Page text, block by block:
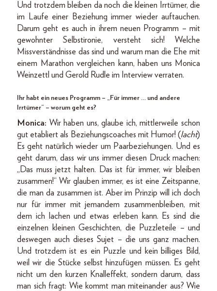
Und trotzdem bleiben da noch die kleinen Irrtümer, die
im Laufe einer Beziehung immer wieder auftauchen.
Darum geht es auch in ihrem neuen Programm – mit
gewohnter Selbstironie, versteht sich! Welche
Missverständnisse das sind und warum man die Ehe mit
einem Marathon vergleichen kann, haben uns Monica
Weinzettl und Gerold Rudle im Interview verraten.
Ihr habt ein neues Programm – „Für immer … und andere
Irrtümer“ – worum geht es?
Monica: Wir haben uns, glaube ich, mittlerweile schon
gut etabliert als Beziehungscoaches mit Humor! (lacht)
Es geht natürlich wieder um Paarbeziehungen. Und es
geht darum, dass wir uns immer diesen Druck machen:
„Das muss jetzt halten. Das ist für immer, wir bleiben
zusammen!“ Wir glauben immer, es ist eine Zeitspanne,
die man da zusammen ist. Aber im Prinzip will ich doch
nur für immer mit jemandem zusammenbleiben, mit
dem ich lachen und etwas erleben kann. Es sind die
einzelnen kleinen Geschichten, die Puzzleteile – und
deswegen auch dieses Sujet – die uns ganz machen.
Und trotzdem ist es ein Puzzle und kein billiges Bild,
weil wir die Stücke selbst hinzufügen müssen. Es geht
nicht um den kurzen Knalleffekt, sondern darum, dass
man sich fragt: Wie kommt man miteinander aus? Wie